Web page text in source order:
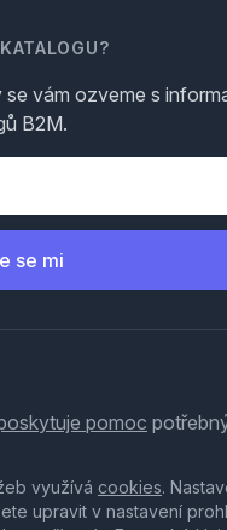
vám ozveme s
B2M.
se mi
pomoc
využívá cookies.
upravit v nastavení